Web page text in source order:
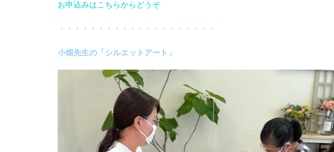
お申込みはこちらからどうぞ
・・・・・・・・・・・・・・・・・・・・
小畑先生の「シルエットアート」